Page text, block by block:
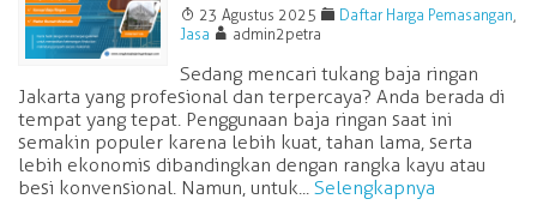
T 23 Agustus 2025 F Daftar Harga Pemasangan,
Jasa A admin2petra
Sedang mencari tukang baja ringan
Jakarta yang profesional dan terpercaya? Anda berada di
tempat yang tepat. Penggunaan baja ringan saat ini
semakin populer karena lebih kuat, tahan lama, serta
lebih ekonomis dibandingkan dengan rangka kayu atau
besi konvensional. Namun, untuk... Selengkapnya